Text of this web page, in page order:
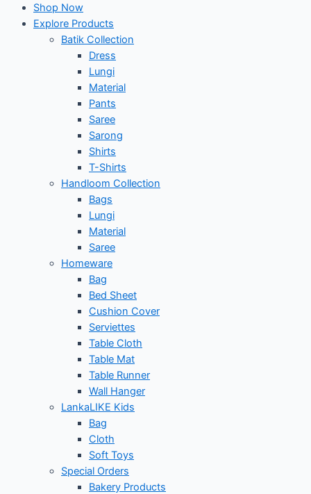
Shop Now
Explore Products
Batik Collection
Dress
Lungi
Material
Pants
Saree
Sarong
Shirts
T-Shirts
Handloom Collection
Bags
Lungi
Material
Saree
Homeware
Bag
Bed Sheet
Cushion Cover
Serviettes
Table Cloth
Table Mat
Table Runner
Wall Hanger
LankaLIKE Kids
Bag
Cloth
Soft Toys
Special Orders
Bakery Products